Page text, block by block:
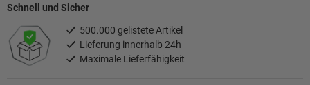
Schnell und Sicher
500.000 gelistete Artikel
Lieferung innerhalb 24h
Maximale Lieferfähigkeit